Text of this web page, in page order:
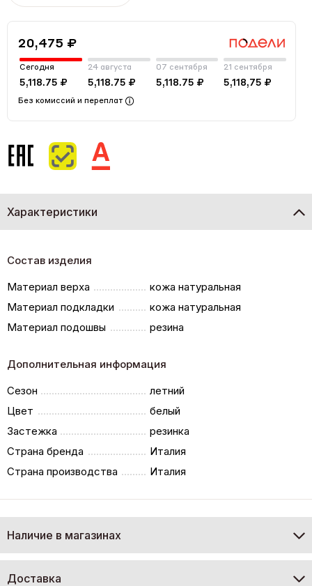
20,475 ₽
Сегодня
5,118.75 ₽
24 августа
5,118.75 ₽
07 сентября
5,118.75 ₽
21 сентября
5,118,75 ₽
Без комиссий и переплат
Характеристики
Состав изделия
Материал верха
кожа натуральная
Материал подкладки
кожа натуральная
Материал подошвы
резина
Дополнительная информация
Сезон
летний
Цвет
белый
Застежка
резинка
Страна бренда
Италия
Страна производства
Италия
Наличие в магазинах
Доставка